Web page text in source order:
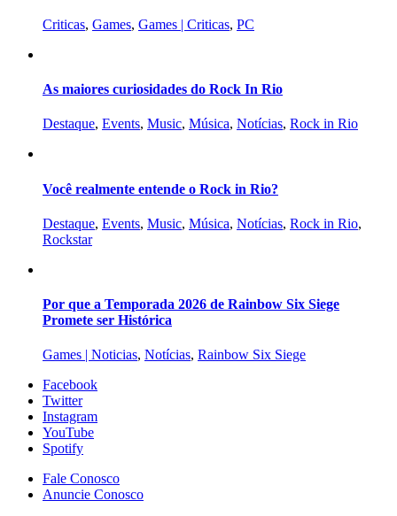
Criticas, Games, Games | Criticas, PC
As maiores curiosidades do Rock In Rio
Destaque, Events, Music, Música, Notícias, Rock in Rio
Você realmente entende o Rock in Rio?
Destaque, Events, Music, Música, Notícias, Rock in Rio,
Rockstar
Por que a Temporada 2026 de Rainbow Six Siege
Promete ser Histórica
Games | Noticias, Notícias, Rainbow Six Siege
Facebook
Twitter
Instagram
YouTube
Spotify
Fale Conosco
Anuncie Conosco